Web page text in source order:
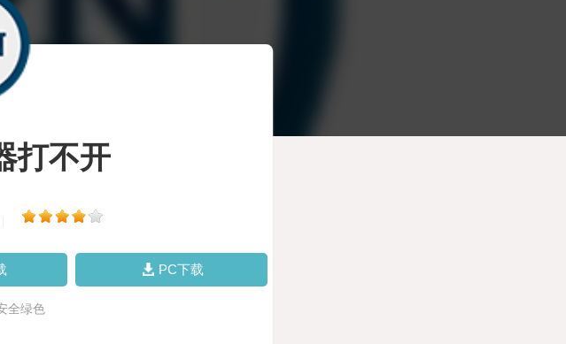
打不开
PC下载
全绿色